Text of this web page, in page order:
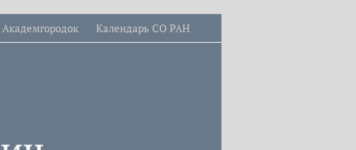
Академгородок Календарь СО РАН